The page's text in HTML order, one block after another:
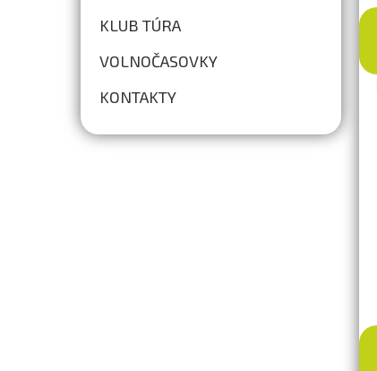
KLUB TÚRA
VOLNOČASOVKY
KONTAKTY